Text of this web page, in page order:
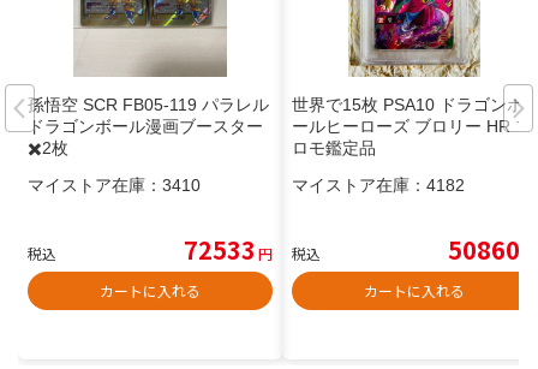
孫悟空 SCR FB05-119 パラレル
ドラゴンボール漫画ブースター
✖️2枚
マイストア在庫： 3410
税込 72533 円
カートに入れる
世界で15枚 PSA10 ドラゴンボ
ールヒーローズ ブロリー HR プ
ロモ鑑定品
マイストア在庫： 4182
税込 50860
カートに入れる